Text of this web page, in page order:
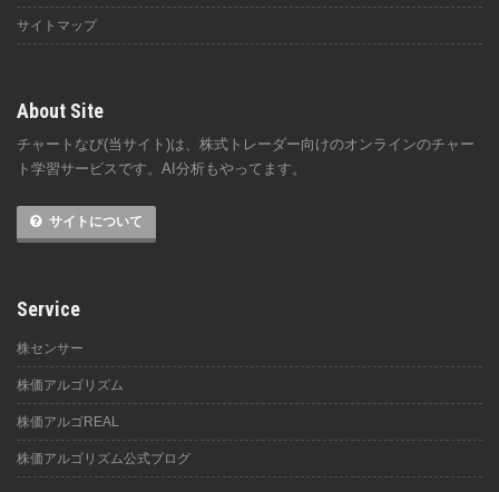
サイトマップ
About Site
チャートなび(当サイト)は、株式トレーダー向けのオンラインのチャー
ト学習サービスです。AI分析もやってます。
サイトについて
Service
株センサー
株価アルゴリズム
株価アルゴREAL
株価アルゴリズム公式ブログ